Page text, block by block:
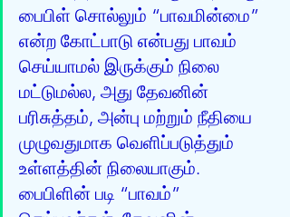
பைபிள் சொல்லும் “பாவமின்மை”
என்ற கோட்பாடு என்பது பாவம்
செய்யாமல் இருக்கும் நிலை
மட்டுமல்ல, அது தேவனின்
பரிசுத்தம், அன்பு மற்றும் நீதியை
முழுவதுமாக வெளிப்படுத்தும்
உள்ளத்தின் நிலையாகும்.
பைபிளின் படி “பாவம்”